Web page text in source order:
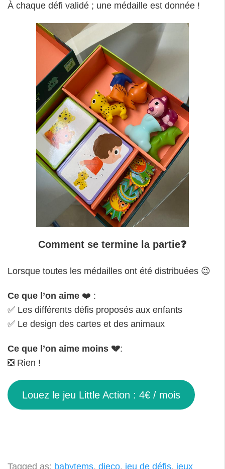
À chaque défi validé ; une médaille est donnée !
Comment se termine la partie❓
Lorsque toutes les médailles ont été distribuées 😉
Ce que l’on aime ❤️ :
✅ Les différents défis proposés aux enfants
✅ Le design des cartes et des animaux
Ce que l’on aime moins 💔:
❎ Rien !
Louez le jeu Little Action : 4€ / mois
Tagged as: babytems, djeco, jeu de défis, jeux